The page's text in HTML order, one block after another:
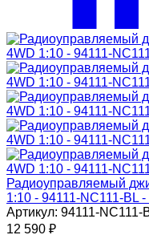
Радиоуправляемый
1:10 - 94111-NC111-BL -
Артикул: 94111-NC111-
12 590 ₽